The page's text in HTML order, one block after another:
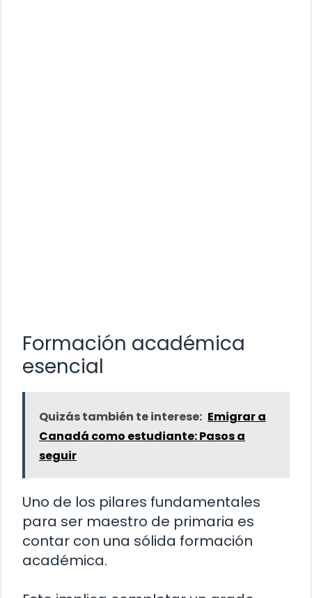
Formación académica
esencial
Quizás también te interese: Emigrar a
Canadá como estudiante: Pasos a
seguir
Uno de los pilares fundamentales
para ser maestro de primaria es
contar con una sólida formación
académica.